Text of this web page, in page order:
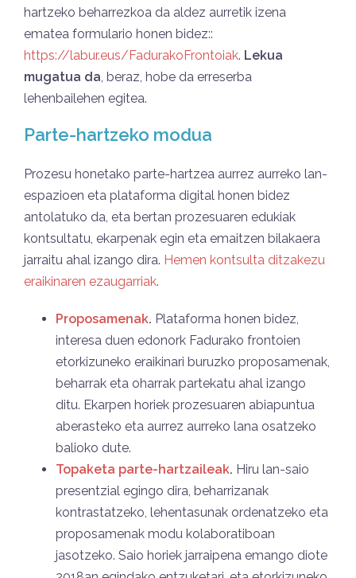
hartzeko beharrezkoa da aldez aurretik izena
ematea formulario honen bidez::
https://labur.eus/FadurakoFrontoiak. Lekua
mugatua da, beraz, hobe da erreserba
lehenbailehen egitea.
Parte-hartzeko modua
Prozesu honetako parte-hartzea aurrez aurreko lan-
espazioen eta plataforma digital honen bidez
antolatuko da, eta bertan prozesuaren edukiak
kontsultatu, ekarpenak egin eta emaitzen bilakaera
jarraitu ahal izango dira. Hemen kontsulta ditzakezu
eraikinaren ezaugarriak.
Proposamenak. Plataforma honen bidez,
interesa duen edonork Fadurako frontoien
etorkizuneko eraikinari buruzko proposamenak,
beharrak eta oharrak partekatu ahal izango
ditu. Ekarpen horiek prozesuaren abiapuntua
aberasteko eta aurrez aurreko lana osatzeko
balioko dute.
Topaketa parte-hartzaileak. Hiru lan-saio
presentzial egingo dira, beharrizanak
kontrastatzeko, lehentasunak ordenatzeko eta
proposamenak modu kolaboratiboan
jasotzeko. Saio horiek jarraipena emango diote